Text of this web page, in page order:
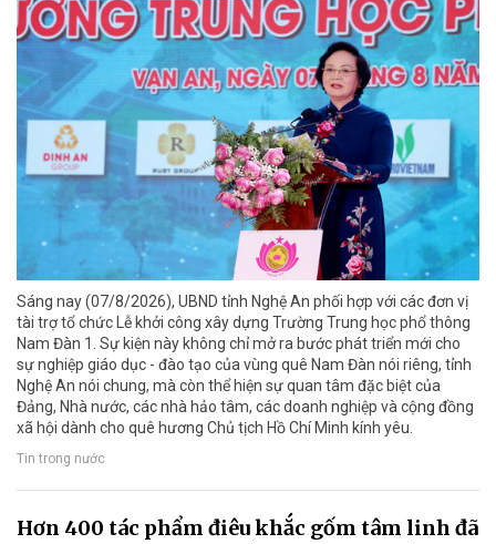
Sáng nay (07/8/2026), UBND tỉnh Nghệ An phối hợp với các đơn vị
tài trợ tổ chức Lễ khởi công xây dựng Trường Trung học phổ thông
Nam Đàn 1. Sự kiện này không chỉ mở ra bước phát triển mới cho
sự nghiệp giáo dục - đào tạo của vùng quê Nam Đàn nói riêng, tỉnh
Nghệ An nói chung, mà còn thể hiện sự quan tâm đặc biệt của
Đảng, Nhà nước, các nhà hảo tâm, các doanh nghiệp và cộng đồng
xã hội dành cho quê hương Chủ tịch Hồ Chí Minh kính yêu.
Tin trong nước
Hơn 400 tác phẩm điêu khắc gốm tâm linh đã